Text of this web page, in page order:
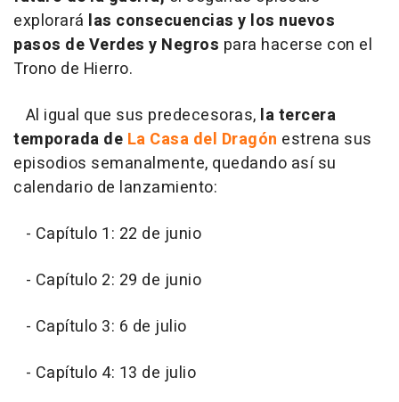
explorará las consecuencias y los nuevos
pasos de Verdes y Negros para hacerse con el
Trono de Hierro.
Al igual que sus predecesoras, la tercera
temporada de La Casa del Dragón estrena sus
episodios semanalmente, quedando así su
calendario de lanzamiento:
- Capítulo 1: 22 de junio
- Capítulo 2: 29 de junio
- Capítulo 3: 6 de julio
- Capítulo 4: 13 de julio